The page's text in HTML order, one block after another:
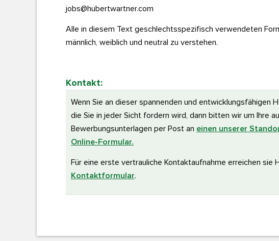
jobs@hubertwartner.com
Alle in diesem Text geschlechtsspezifisch verwendeten
männlich, weiblich und neutral zu verstehen.
Kontakt:
Wenn Sie an dieser spannenden und entwicklungsfähigen
die Sie in jeder Sicht fordern wird, dann bitten wir um Ihre
Bewerbungsunterlagen per Post an einen unserer
Online-Formular.
Für eine erste vertrauliche Kontaktaufnahme erreichen sie
Kontaktformular.